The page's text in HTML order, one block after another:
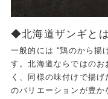
◆北海道ザンギと
一般的には “鶏のから揚
す。北海道ならではの
く、同様の味付けで揚
のバリエーションが豊か